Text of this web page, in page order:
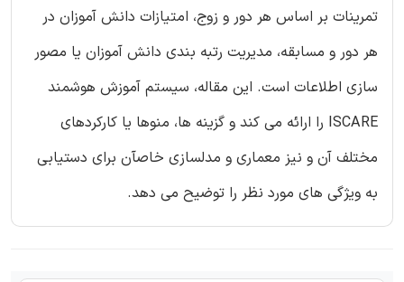
تمرینات بر اساس هر دور و زوج، امتیازات دانش آموزان در
هر دور و مسابقه، مدیریت رتبه بندی دانش آموزان یا مصور
سازی اطلاعات است. این مقاله، سیستم آموزش هوشمند
ISCARE را ارائه می کند و گزینه ها، منوها یا کارکردهای
مختلف آن و نیز معماری و مدلسازی خاصآن برای دستیابی
به ویژگی های مورد نظر را توضیح می دهد.